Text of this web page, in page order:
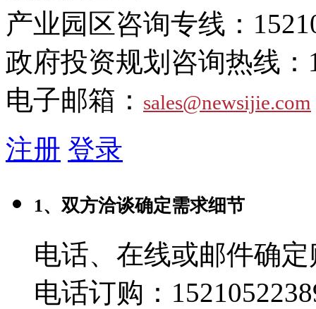
产业园区咨询专线：
政府投资规划咨询热线：
电子邮箱： sales@newsijie.com
注册 登录
1、双方洽谈确定需求细节
电话、在线或邮件确
电话订购：